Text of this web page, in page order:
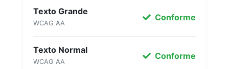
Texto Grande
WCAG AA
Conforme
Texto Normal
WCAG AA
Conforme